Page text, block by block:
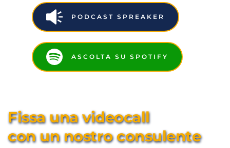
PODCAST SPREAKER
ASCOLTA SU SPOTIFY
Fissa una videocall
con un nostro consulente